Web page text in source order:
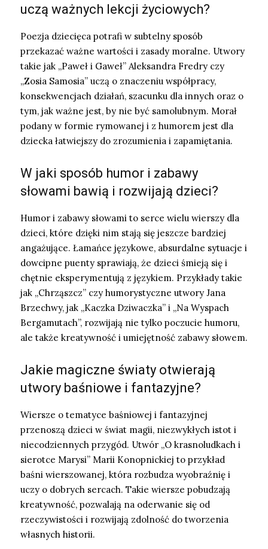
uczą ważnych lekcji życiowych?
Poezja dziecięca potrafi w subtelny sposób
przekazać ważne wartości i zasady moralne. Utwory
takie jak „Paweł i Gaweł” Aleksandra Fredry czy
„Zosia Samosia” uczą o znaczeniu współpracy,
konsekwencjach działań, szacunku dla innych oraz o
tym, jak ważne jest, by nie być samolubnym. Morał
podany w formie rymowanej i z humorem jest dla
dziecka łatwiejszy do zrozumienia i zapamiętania.
W jaki sposób humor i zabawy
słowami bawią i rozwijają dzieci?
Humor i zabawy słowami to serce wielu wierszy dla
dzieci, które dzięki nim stają się jeszcze bardziej
angażujące. Łamańce językowe, absurdalne sytuacje i
dowcipne puenty sprawiają, że dzieci śmieją się i
chętnie eksperymentują z językiem. Przykłady takie
jak „Chrząszcz” czy humorystyczne utwory Jana
Brzechwy, jak „Kaczka Dziwaczka” i „Na Wyspach
Bergamutach”, rozwijają nie tylko poczucie humoru,
ale także kreatywność i umiejętność zabawy słowem.
Jakie magiczne światy otwierają
utwory baśniowe i fantazyjne?
Wiersze o tematyce baśniowej i fantazyjnej
przenoszą dzieci w świat magii, niezwykłych istot i
niecodziennych przygód. Utwór „O krasnoludkach i
sierotce Marysi” Marii Konopnickiej to przykład
baśni wierszowanej, która rozbudza wyobraźnię i
uczy o dobrych sercach. Takie wiersze pobudzają
kreatywność, pozwalają na oderwanie się od
rzeczywistości i rozwijają zdolność do tworzenia
własnych historii.